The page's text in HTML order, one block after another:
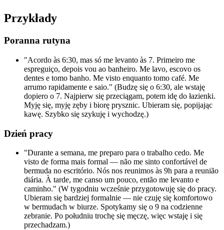
Przykłady
Poranna rutyna
"Acordo às 6:30, mas só me levanto às 7. Primeiro me
espreguiço, depois vou ao banheiro. Me lavo, escovo os
dentes e tomo banho. Me visto enquanto tomo café. Me
arrumo rapidamente e saio." (Budzę się o 6:30, ale wstaję
dopiero o 7. Najpierw się przeciągam, potem idę do łazienki.
Myję się, myję zęby i biorę prysznic. Ubieram się, popijając
kawę. Szybko się szykuję i wychodzę.)
Dzień pracy
"Durante a semana, me preparo para o trabalho cedo. Me
visto de forma mais formal — não me sinto confortável de
bermuda no escritório. Nós nos reunimos às 9h para a reunião
diária. À tarde, me canso um pouco, então me levanto e
caminho." (W tygodniu wcześnie przygotowuję się do pracy.
Ubieram się bardziej formalnie — nie czuję się komfortowo
w bermudach w biurze. Spotykamy się o 9 na codzienne
zebranie. Po południu trochę się męczę, więc wstaję i się
przechadzam.)